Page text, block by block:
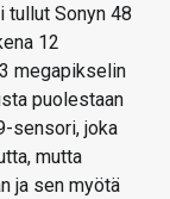
tullut Sonyn 48
12
megapikselin
puolestaan
sensori, joka
mutta
ja sen myötä